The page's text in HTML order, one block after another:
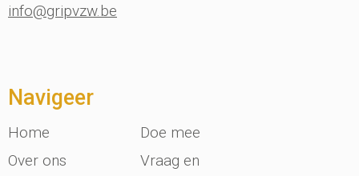
info@gripvzw.be
Navigeer
Home
Over ons
Doe mee
Vraag en